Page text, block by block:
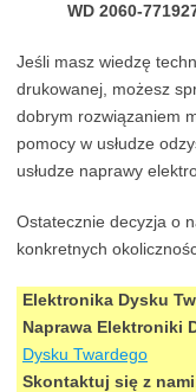
WD 2060-
Jeśli masz wiedzę
drukowanej, możesz
dobrym rozwiązaniem
pomocy w usłudze
usłudze naprawy
Ostatecznie decyzja o
konkretnych
Elektronika Dysku
Naprawa Elektroniki
Dysku Twardego
Skontaktuj się z nami